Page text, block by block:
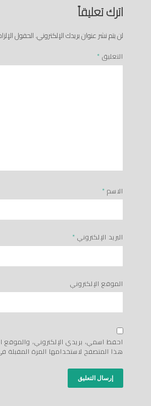
اترك تعليقاً
لن يتم نشر عنوان بريدك الإلكتروني.الحقول
التعليق *
الاسم *
البريد الإلكتروني *
الموقع الإلكتروني
احفظ اسمي، بريدي الإلكتروني، والموقع
هذا المتصفح لاستخدامها المرة المقبلة